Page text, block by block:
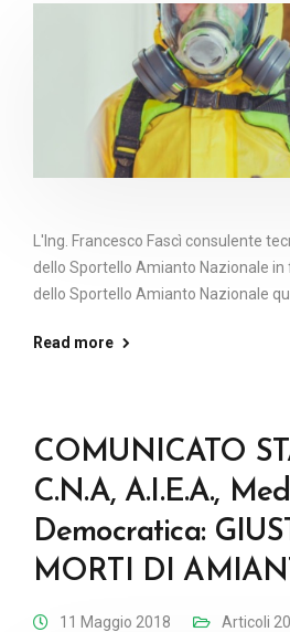
L'Ing. Francesco Fascì consulente
dello Sportello Amianto Nazionale
dello Sportello Amianto Nazionale
Read more
COMUNICATO
C.N.A, A.I.E.A.,
Democratica:
MORTI DI
11 Maggio 2018 Articoli